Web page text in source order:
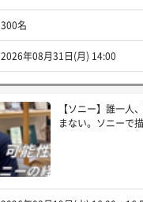
300名
2026年08月31日(月) 14:00
【ソニー】誰一人
まない。ソニーで描